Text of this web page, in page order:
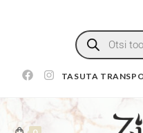
TASUTA